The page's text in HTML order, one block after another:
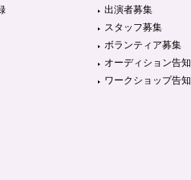
出演者募集
スタッフ募集
ボランティア募集
オーディション告知
ワークショップ告知